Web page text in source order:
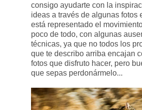
consigo ayudarte con la
ideas a través de algunas fotos
está representado el
poco de todo, con algunas
técnicas, ya que no todos los
que te describo arriba encajan
fotos que disfruto hacer, pero
que sepas perdonármelo...